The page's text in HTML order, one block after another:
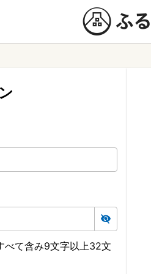
べて含み9文字以上32文